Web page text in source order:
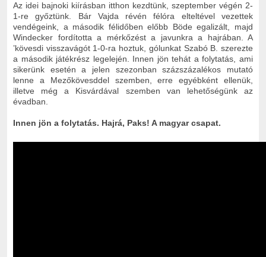
Az idei bajnoki kiírásban itthon kezdtünk, szeptember végén 2-
1-re győztünk. Bár Vajda révén félóra elteltével vezettek
vendégeink, a második félidőben előbb Böde egalizált, majd
Windecker fordította a mérkőzést a javunkra a hajrában. A
’kövesdi visszavágót 1-0-ra hoztuk, gólunkat Szabó B. szerezte
a második játékrész legelején. Innen jön tehát a folytatás, ami
sikerünk esetén a jelen szezonban százszázalékos mutató
lenne a Mezőkövesddel szemben, erre egyébként ellenük,
illetve még a Kisvárdával szemben van lehetőségünk az
évadban.
Innen jön a folytatás. Hajrá, Paks! A magyar csapat.